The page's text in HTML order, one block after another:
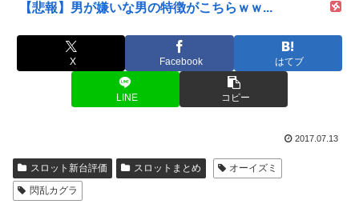
【悲報】男が嫌いな男の特徴がこちらｗｗ...
X Facebook はてブ
LINE コピー
2017.07.13
スロット新台評価 スロットまとめ
オーイズミ
閃乱カグラ